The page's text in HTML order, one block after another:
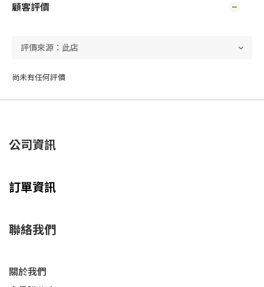
顧客評價
尚未有任何評價
公司資訊
訂單資訊
聯絡我們
關於我們